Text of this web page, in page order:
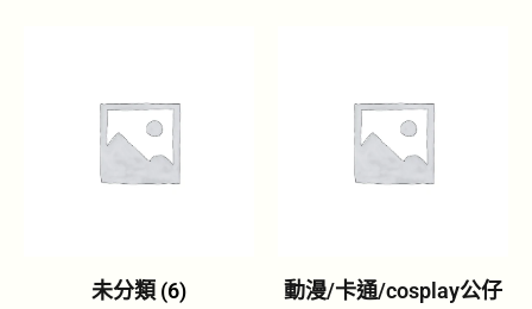
未分類 (6)
動漫/卡通/cosplay公仔